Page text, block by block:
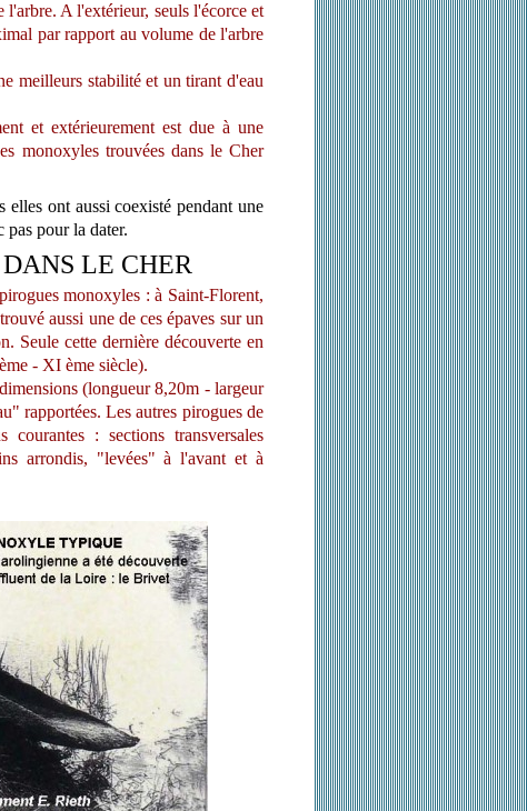
A l'extérieur, seuls l'écorce et
par rapport au volume de l'arbre
meilleurs stabilité et un tirant d'eau
et extérieurement est due à une
monoxyles trouvées dans le Cher
elles ont aussi coexisté pendant une
pour la dater.
LE CHER
monoxyles : à Saint-Florent,
aussi une de ces épaves sur un
Seule cette dernière découverte en
- XI ème siècle).
(longueur 8,20m - largeur
rapportées. Les autres pirogues de
: sections transversales
arrondis, "levées" à l'avant et à